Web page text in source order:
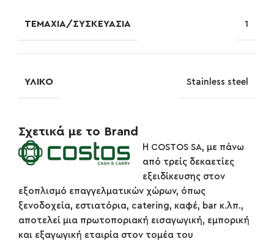
ΤΕΜΆΧΙΑ/ΣΥΣΚΕΥΑΣΊΑ 1
ΥΛΙΚΌ Stainless steel
Σχετικά με το Brand
Η COSTOS SA, με πάνω
από τρείς δεκαετίες
εξειδίκευσης στον
εξοπλισμό επαγγελματικών χώρων, όπως
ξενοδοχεία, εστιατόρια, catering, καφέ, bar κ.λπ.,
αποτελεί μια πρωτοποριακή εισαγωγική, εμπορική
και εξαγωγική εταιρία στον τομέα του